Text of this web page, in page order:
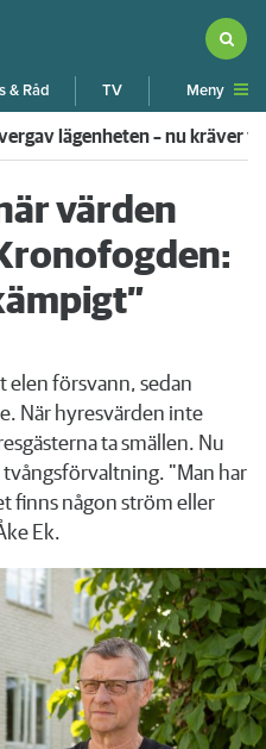
& Råd TV Meny
mot grannflickan – nu
värden
elen försvann, sedan
När hyresvärden inte
ta smällen. Nu
tvångsförvaltning. "Man har
finns någon ström eller
Ek.